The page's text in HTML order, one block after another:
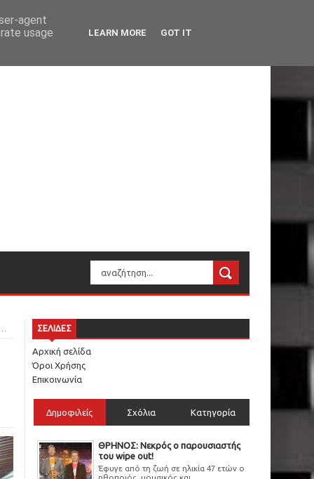
ΣΕΛΙΔΕΣ
Αρχική σελίδα
Όροι Χρήσης
Επικοινωνία
Δημοφιλείς Σχόλια Κατηγορία
ΘΡΗΝΟΣ: Νεκρός ο παρουσιαστής
του wipe out!
Έφυγε από τη ζωή σε ηλικία 47 ετών ο
ηθοποιός, μουσικός και
agent
usage
LEARN MORE GOT IT